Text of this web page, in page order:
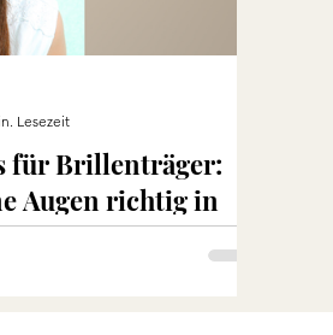
für Brillenträger:
Augen richtig in
Lesezeit